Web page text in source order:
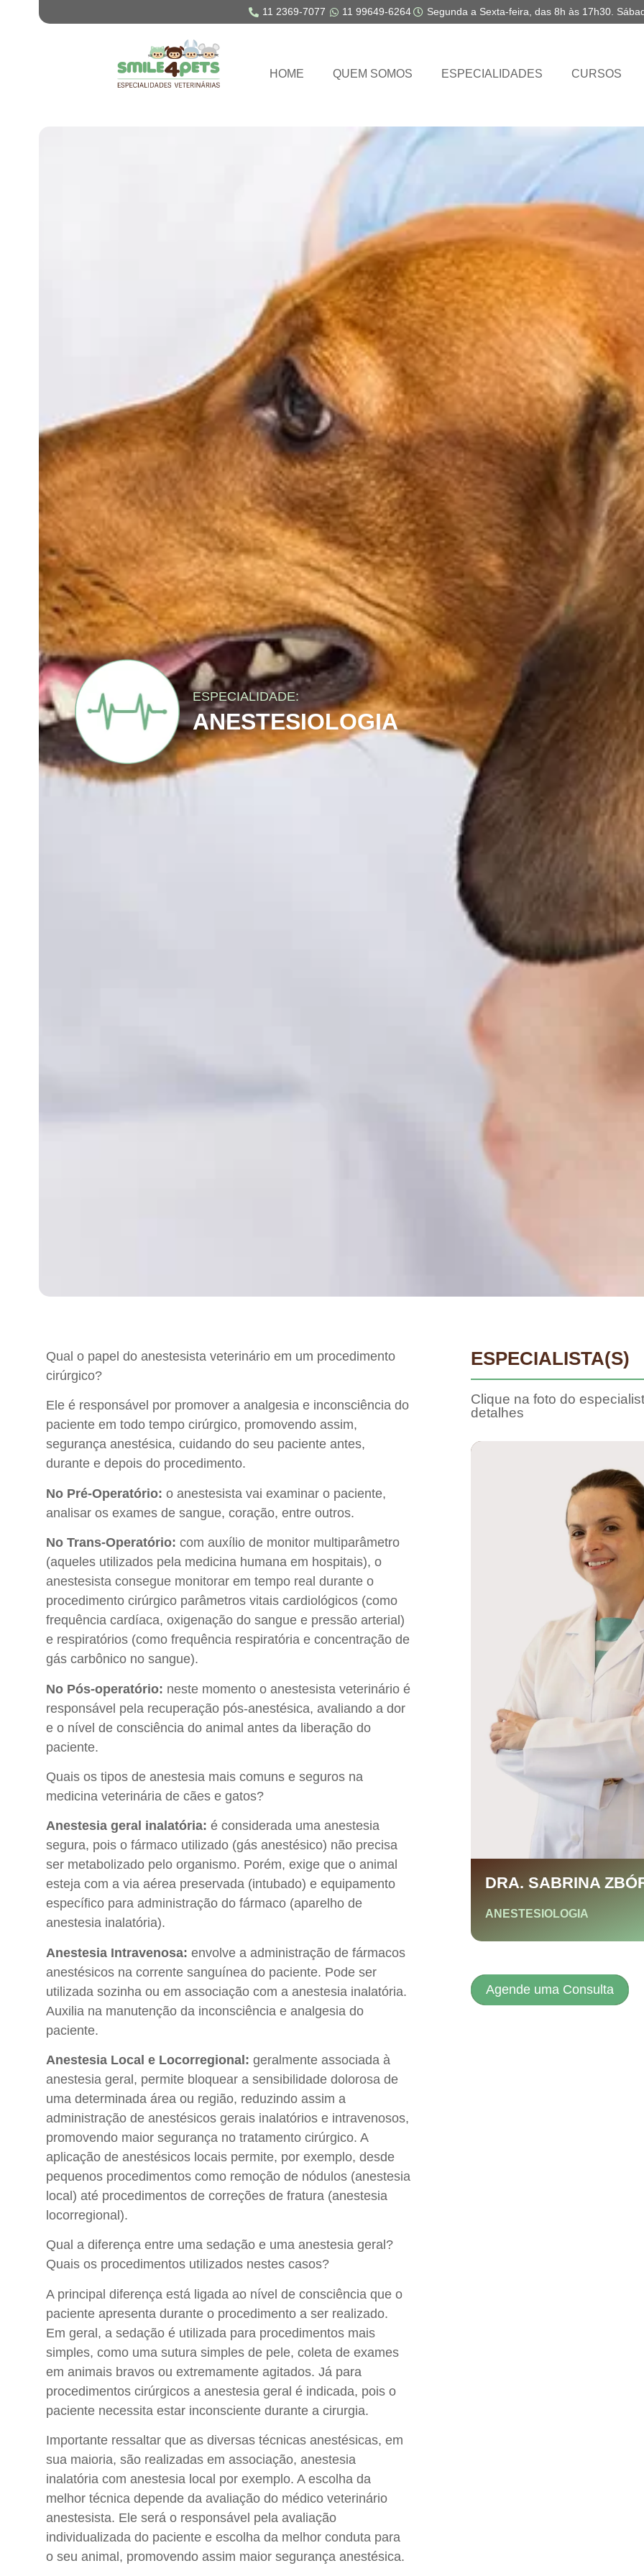
11 2369-7077 11 99649-6264 Segunda a Sexta-feira, das 8h às 17h30.
HOME QUEM SOMOS ESPECIALIDADES CURSOS
ESPECIALIDADE:
ANESTESIOLOGIA
Qual o papel do anestesista veterinário em um procedimento
cirúrgico?
Ele é responsável por promover a analgesia e inconsciência do
paciente em todo tempo cirúrgico, promovendo assim,
segurança anestésica, cuidando do seu paciente antes,
durante e depois do procedimento.
No Pré-Operatório: o anestesista vai examinar o paciente,
analisar os exames de sangue, coração, entre outros.
No Trans-Operatório: com auxílio de monitor multiparâmetro
(aqueles utilizados pela medicina humana em hospitais), o
anestesista consegue monitorar em tempo real durante o
procedimento cirúrgico parâmetros vitais cardiológicos (como
frequência cardíaca, oxigenação do sangue e pressão arterial)
e respiratórios (como frequência respiratória e concentração de
gás carbônico no sangue).
No Pós-operatório: neste momento o anestesista veterinário é
responsável pela recuperação pós-anestésica, avaliando a dor
e o nível de consciência do animal antes da liberação do
paciente.
Quais os tipos de anestesia mais comuns e seguros na
medicina veterinária de cães e gatos?
Anestesia geral inalatória: é considerada uma anestesia
segura, pois o fármaco utilizado (gás anestésico) não precisa
ser metabolizado pelo organismo. Porém, exige que o animal
esteja com a via aérea preservada (intubado) e equipamento
específico para administração do fármaco (aparelho de
anestesia inalatória).
Anestesia Intravenosa: envolve a administração de fármacos
anestésicos na corrente sanguínea do paciente. Pode ser
utilizada sozinha ou em associação com a anestesia inalatória.
Auxilia na manutenção da inconsciência e analgesia do
paciente.
Anestesia Local e Locorregional: geralmente associada à
anestesia geral, permite bloquear a sensibilidade dolorosa de
uma determinada área ou região, reduzindo assim a
administração de anestésicos gerais inalatórios e intravenosos,
promovendo maior segurança no tratamento cirúrgico. A
aplicação de anestésicos locais permite, por exemplo, desde
pequenos procedimentos como remoção de nódulos (anestesia
local) até procedimentos de correções de fratura (anestesia
locorregional).
Qual a diferença entre uma sedação e uma anestesia geral?
Quais os procedimentos utilizados nestes casos?
A principal diferença está ligada ao nível de consciência que o
paciente apresenta durante o procedimento a ser realizado.
Em geral, a sedação é utilizada para procedimentos mais
simples, como uma sutura simples de pele, coleta de exames
em animais bravos ou extremamente agitados. Já para
procedimentos cirúrgicos a anestesia geral é indicada, pois o
paciente necessita estar inconsciente durante a cirurgia.
Importante ressaltar que as diversas técnicas anestésicas, em
sua maioria, são realizadas em associação, anestesia
inalatória com anestesia local por exemplo. A escolha da
melhor técnica depende da avaliação do médico veterinário
anestesista. Ele será o responsável pela avaliação
individualizada do paciente e escolha da melhor conduta para
o seu animal, promovendo assim maior segurança anestésica.
ESPECIALISTA(S)
Clique na foto do
detalhes
DRA. SABRINA
ANESTESIOLOGIA
Agende uma Consulta